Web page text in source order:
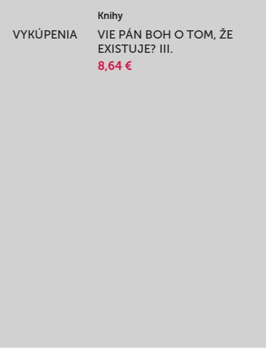
VYKÚPENIA
Knihy
VIE PÁN BOH O TOM, ŽE
EXISTUJE? III.
8,64 €